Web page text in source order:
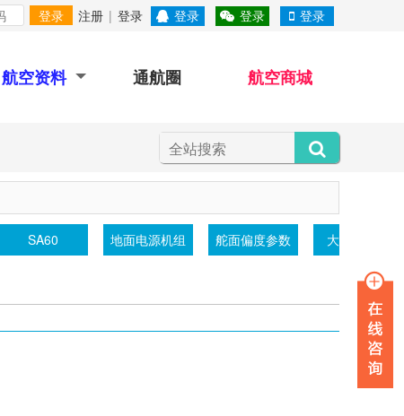
登录 注册 | 登录 登录 登录 登录
航空资料 通航圈 航空商城
SA60 地面电源机组 舵面偏度参数 大气透射仪